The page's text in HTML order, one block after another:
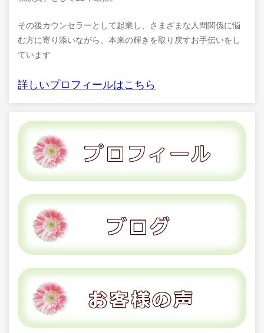
その後カウンセラーとして起業し、さまざまな人間関係に悩
む方に寄り添いながら、本来の輝きを取り戻すお手伝いをし
ています
詳しいプロフィールはこちら